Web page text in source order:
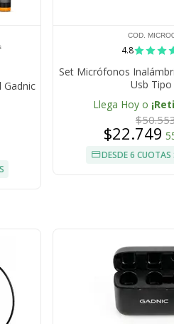
COD.
4.8
Set Micrófonos
Usb Tipo
Llega Hoy o
$22.749
DESDE 6 CUOTAS